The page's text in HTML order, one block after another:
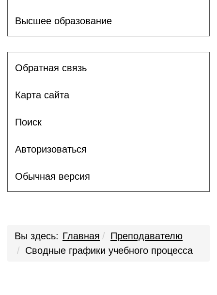
Высшее образование
Обратная связь
Карта сайта
Поиск
Авторизоваться
Обычная версия
Вы здесь: Главная
Преподавателю
Сводные графики учебного процесса